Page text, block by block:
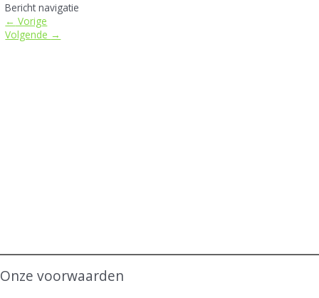
Bericht navigatie
← Vorige
Volgende →
Onze voorwaarden